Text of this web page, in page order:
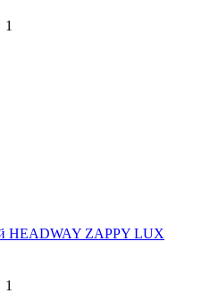
1
HEADWAY ZAPPY LUX
1